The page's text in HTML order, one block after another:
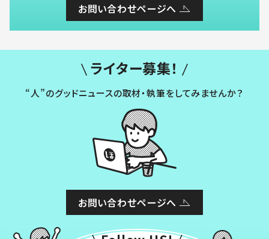
お問い合わせページへ
ライター募集！
“人”のグッドニュースの取材・執筆をしてみませんか？
お問い合わせページへ